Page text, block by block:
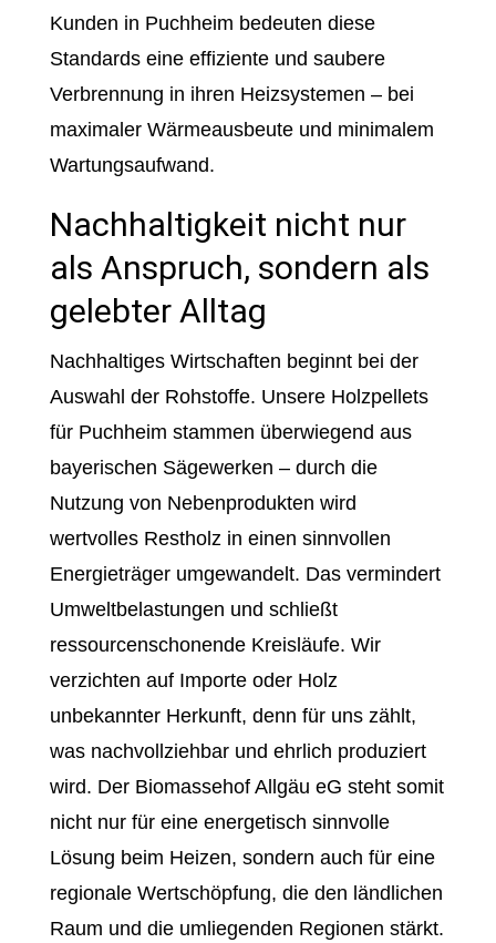
Kunden in Puchheim bedeuten diese
Standards eine effiziente und saubere
Verbrennung in ihren Heizsystemen – bei
maximaler Wärmeausbeute und minimalem
Wartungsaufwand.
Nachhaltigkeit nicht nur
als Anspruch, sondern als
gelebter Alltag
Nachhaltiges Wirtschaften beginnt bei der
Auswahl der Rohstoffe. Unsere Holzpellets
für Puchheim stammen überwiegend aus
bayerischen Sägewerken – durch die
Nutzung von Nebenprodukten wird
wertvolles Restholz in einen sinnvollen
Energieträger umgewandelt. Das vermindert
Umweltbelastungen und schließt
ressourcenschonende Kreisläufe. Wir
verzichten auf Importe oder Holz
unbekannter Herkunft, denn für uns zählt,
was nachvollziehbar und ehrlich produziert
wird. Der Biomassehof Allgäu eG steht somit
nicht nur für eine energetisch sinnvolle
Lösung beim Heizen, sondern auch für eine
regionale Wertschöpfung, die den ländlichen
Raum und die umliegenden Regionen stärkt.